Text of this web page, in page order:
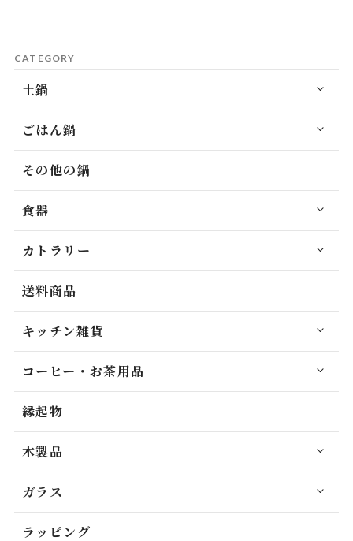
CATEGORY
土鍋
ごはん鍋
その他の鍋
食器
カトラリー
送料商品
キッチン雑貨
コーヒー・お茶用品
縁起物
木製品
ガラス
ラッピング